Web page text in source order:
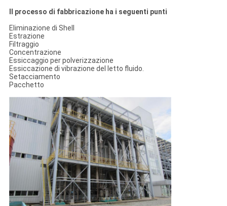
Il processo di fabbricazione ha i seguenti punti
Eliminazione di Shell
Estrazione
Filtraggio
Concentrazione
Essiccaggio per polverizzazione
Essiccazione di vibrazione del letto fluido.
Setacciamento
Pacchetto